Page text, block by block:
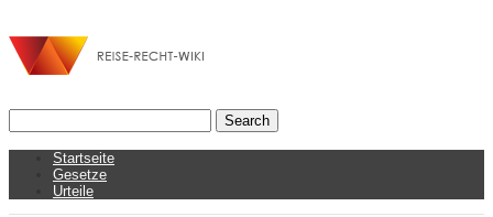
Startseite
Gesetze
Urteile